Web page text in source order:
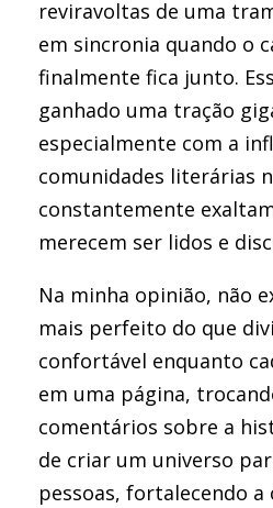
reviravoltas de uma
em sincronia quando o
finalmente fica junto.
ganhado uma tração
especialmente com a
comunidades literárias
constantemente
merecem ser lidos e
Na minha opinião, não
mais perfeito do que
confortável enquanto
em uma página,
comentários sobre a
de criar um universo
pessoas, fortalecendo a